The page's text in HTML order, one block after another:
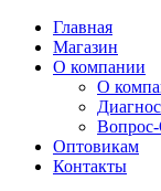
Главная
Магазин
О компании
О
Оптовикам
Контакты